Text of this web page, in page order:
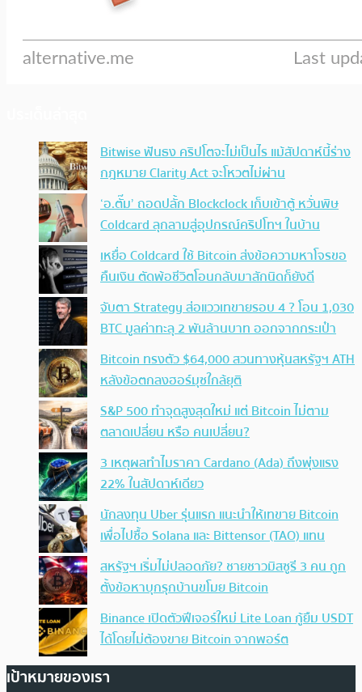
Bitwise ฟันธง คริปโตจะไม่เป็นไร แม้สัปดาห์นี้ร่าง
กฎหมาย Clarity Act จะโหวตไม่ผ่าน
‘อ.ตั๊ม’ ถอดปลั้ก Blockclock เก็บเข้าตู้ หวั่นพิษ
Coldcard ลุกลามสู่อุปกรณ์คริปโทฯ ในบ้าน
เหยื่อ Coldcard ใช้ Bitcoin ส่งข้อความหาโจรขอ
คืนเงิน ตัดพ้อชีวิตโอนกลับมาสักนิดก็ยังดี
จับตา Strategy ส่อแววเทขายรอบ 4 ? โอน 1,030
BTC มูลค่าทะลุ 2 พันล้านบาท ออกจากกระเป๋า
Bitcoin ทรงตัว $64,000 สวนทางหุ้นสหรัฐฯ ATH
หลังข้อตกลงฮอร์มุซใกล้ยุติ
S&P 500 ทำจุดสูงสุดใหม่ แต่ Bitcoin ไม่ตาม
ตลาดเปลี่ยน หรือ คนเปลี่ยน?
3 เหตุผลทำไมราคา Cardano (Ada) ถึงพุ่งแรง
22% ในสัปดาห์เดียว
นักลงทุน Uber รุ่นแรก แนะนำให้เทขาย Bitcoin
เพื่อไปซื้อ Solana และ Bittensor (TAO) แทน
สหรัฐฯ เริ่มไม่ปลอดภัย? ชายชาวมิสซูรี 3 คน ถูก
ตั้งข้อหาบุกรุกบ้านขโมย Bitcoin
Binance เปิดตัวฟีเจอร์ใหม่ Lite Loan กู้ยืม USDT
ได้โดยไม่ต้องขาย Bitcoin จากพอร์ต
เป้าหมายของเรา